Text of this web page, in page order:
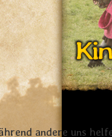
andere uns